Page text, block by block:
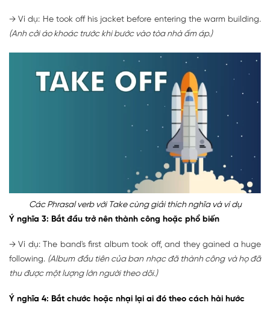
→ Ví dụ: He took off his jacket before entering the warm building.
(Anh cởi áo khoác trước khi bước vào tòa nhà ấm áp.)
Các Phrasal verb với Take cùng giải thích nghĩa và ví dụ
Ý nghĩa 3: Bắt đầu trở nên thành công hoặc phổ biến
→ Ví dụ: The band's first album took off, and they gained a huge
following. (Album đầu tiên của ban nhạc đã thành công và họ đã
thu được một lượng lớn người theo dõi.)
Ý nghĩa 4: Bắt chước hoặc nhại lại ai đó theo cách hài hước